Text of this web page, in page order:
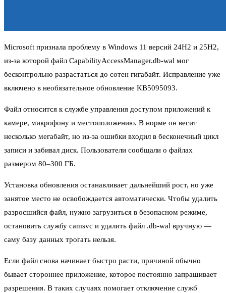
Microsoft признала проблему в Windows 11 версий 24H2 и 25H2,
из-за которой файл CapabilityAccessManager.db-wal мог
бесконтрольно разрастаться до сотен гигабайт. Исправление уже
включено в необязательное обновление KB5095093.
Файл относится к службе управления доступом приложений к
камере, микрофону и местоположению. В норме он весит
несколько мегабайт, но из-за ошибки входил в бесконечный цикл
записи и забивал диск. Пользователи сообщали о файлах
размером 80–300 ГБ.
Установка обновления останавливает дальнейший рост, но уже
занятое место не освобождается автоматически. Чтобы удалить
разросшийся файл, нужно загрузиться в безопасном режиме,
остановить службу camsvc и удалить файл .db-wal вручную —
саму базу данных трогать нельзя.
Если файл снова начинает быстро расти, причиной обычно
бывает стороннее приложение, которое постоянно запрашивает
разрешения. В таких случаях помогает отключение служб